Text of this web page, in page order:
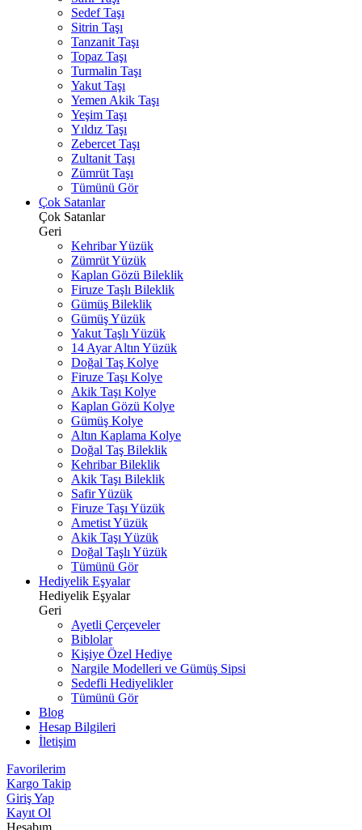
Sedef Taşı
Sitrin Taşı
Tanzanit Taşı
Topaz Taşı
Turmalin Taşı
Yakut Taşı
Yemen Akik Taşı
Yeşim Taşı
Yıldız Taşı
Zebercet Taşı
Zultanit Taşı
Zümrüt Taşı
Tümünü Gör
Çok Satanlar
Çok Satanlar
Geri
Kehribar Yüzük
Zümrüt Yüzük
Kaplan Gözü Bileklik
Firuze Taşlı Bileklik
Gümüş Bileklik
Gümüş Yüzük
Yakut Taşlı Yüzük
14 Ayar Altın Yüzük
Doğal Taş Kolye
Firuze Taşı Kolye
Akik Taşı Kolye
Kaplan Gözü Kolye
Gümüş Kolye
Altın Kaplama Kolye
Doğal Taş Bileklik
Kehribar Bileklik
Akik Taşı Bileklik
Safir Yüzük
Firuze Taşı Yüzük
Ametist Yüzük
Akik Taşı Yüzük
Doğal Taşlı Yüzük
Tümünü Gör
Hediyelik Eşyalar
Hediyelik Eşyalar
Geri
Ayetli Çerçeveler
Biblolar
Kişiye Özel Hediye
Nargile Modelleri ve Gümüş Sipsi
Sedefli Hediyelikler
Tümünü Gör
Blog
Hesap Bilgileri
İletişim
Favorilerim
Kargo Takip
Giriş Yap
Kayıt Ol
Hesabım